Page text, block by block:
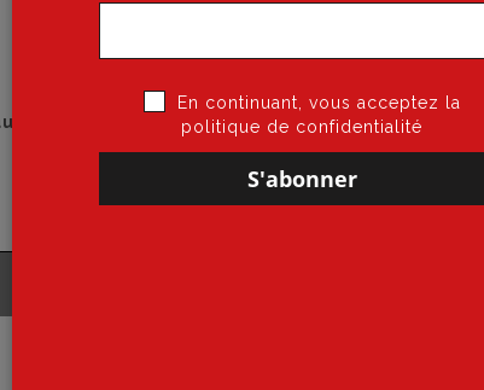
5 ans d’ancienneté dans la Fonction
En continuant, vous acceptez la
politique de confidentialité